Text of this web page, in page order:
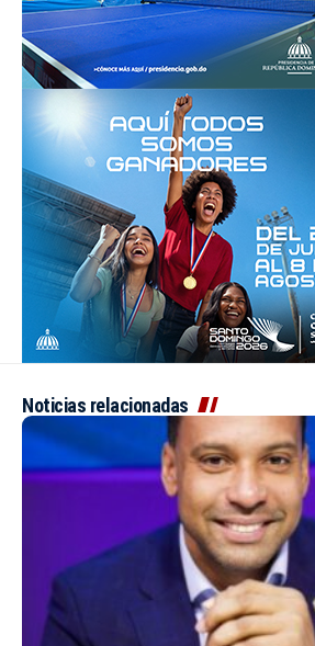
Noticias relacionadas